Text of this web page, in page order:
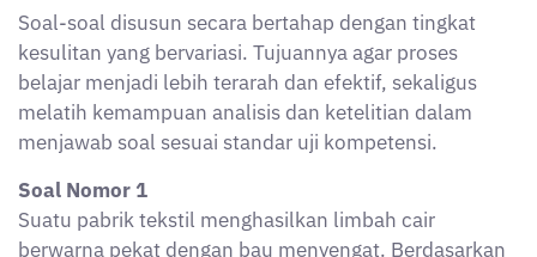
D. Mudah meledak dan bersifat teroksidasi
E. Korosif dan toksik terhadap organisme
Jawaban: E
Pembahasan:
Limbah dengan pH rendah (di bawah 4) dikategorikan
sebagai korosif, sedangkan keberadaan logam berat
berbahaya seperti kromium menjadikan limbah
tersebut toksik. Dua karakteristik inilah yang